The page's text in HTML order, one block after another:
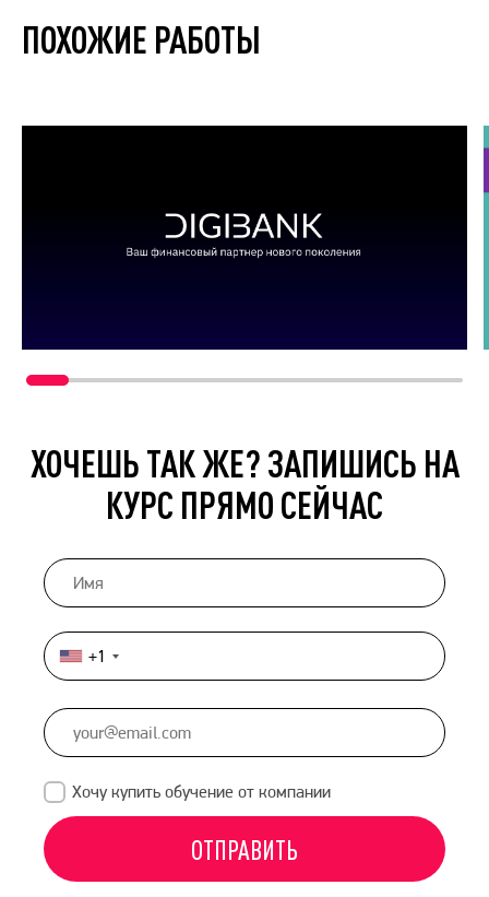
ПОХОЖИЕ РАБОТЫ
ХОЧЕШЬ ТАК ЖЕ? ЗАПИШИСЬ НА
КУРС ПРЯМО СЕЙЧАС
United
States
+1
+1
Хочу купить обучение от компании
ОТПРАВИТЬ